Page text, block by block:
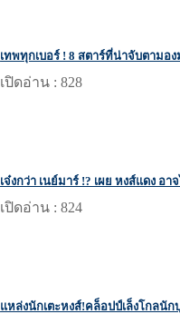
เทพทุกเบอร์ ! 8 สตาร์ที่น่าจับตาม
เปิดอ่าน : 828
เจ๋งกว่า เนย์มาร์ !? เผย หงส์แดง อ
เปิดอ่าน : 824
แหล่งนักเตะหงส์!คล็อปป์เล็งโกลนั